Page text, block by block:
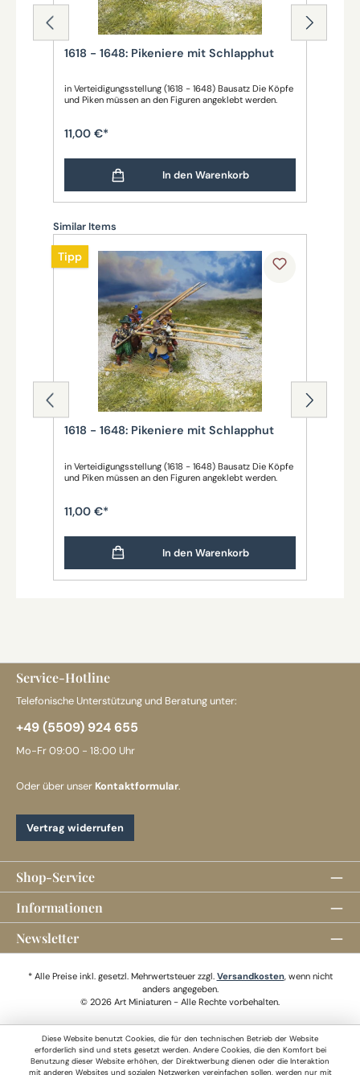
1618 - 1648: Pikeniere mit Schlapphut
in Verteidigungsstellung (1618 - 1648) Bausatz Die Köpfe
und Piken müssen an den Figuren angeklebt werden.
11,00 €*
In den Warenkorb
Produktgalerie überspringen
Similar Items
Tipp
1618 - 1648: Pikeniere mit Schlapphut
in Verteidigungsstellung (1618 - 1648) Bausatz Die Köpfe
und Piken müssen an den Figuren angeklebt werden.
11,00 €*
In den Warenkorb
Service-Hotline
Telefonische Unterstützung und Beratung unter:
+49 (5509) 924 655
Mo-Fr 09:00 - 18:00 Uhr
Oder über unser Kontaktformular.
Vertrag widerrufen
Shop-Service
Informationen
Newsletter
* Alle Preise inkl. gesetzl. Mehrwertsteuer zzgl. Versandkosten, wenn nicht
anders angegeben.
© 2026 Art Miniaturen - Alle Rechte vorbehalten.
Diese Website benutzt Cookies, die für den technischen Betrieb der Website
erforderlich sind und stets gesetzt werden. Andere Cookies, die den Komfort bei
Benutzung dieser Website erhöhen, der Direktwerbung dienen oder die Interaktion
mit anderen Websites und sozialen Netzwerken vereinfachen sollen, werden nur mit